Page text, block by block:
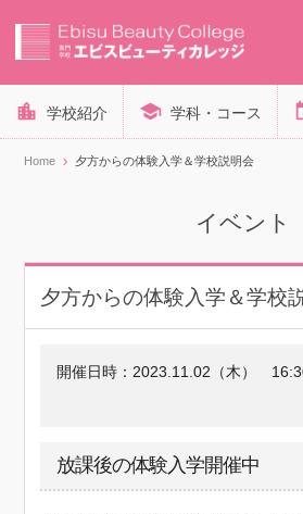
学校紹介 学科・コース
Home 夕方からの体験入学＆学校説明会
イベント
夕方からの体験入学＆学校
開催日時： 2023.11.02（木）
放課後の体験入学開催中